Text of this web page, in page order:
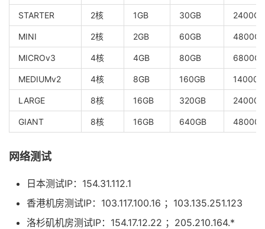
STARTER 2核 1GB 30GB 2400GB
MINI 2核 2GB 60GB 4800GB
MICROv3 4核 4GB 80GB 6800GB
MEDIUMv2 4核 8GB 160GB
LARGE 8核 16GB 320GB
GIANT 8核 16GB 640GB
网络测试
日本测试IP：154.31.112.1
香港机房测试IP：103.117.100.16 ；103.135.251.123
洛杉矶机房测试IP：154.17.12.22 ；205.210.164.*